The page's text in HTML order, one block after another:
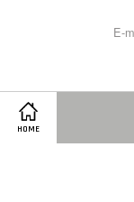
HOME
E-